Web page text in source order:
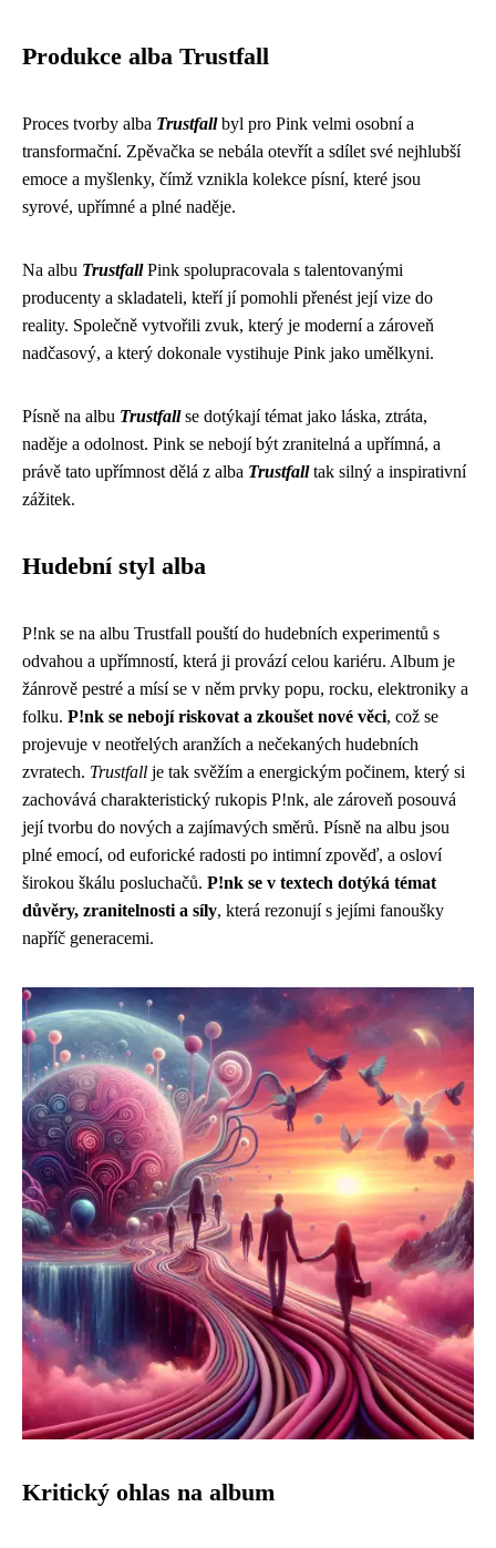
Produkce alba Trustfall
Proces tvorby alba Trustfallbyl pro Pink velmi osobní a
transformační. Zpěvačka se nebála otevřít a sdílet své nejhlubší
emoce a myšlenky, čímž vznikla kolekce písní, které jsou
syrové, upřímné a plné naděje.
Na albu TrustfallPink spolupracovala s talentovanými
producenty a skladateli, kteří jí pomohli přenést její vize do
reality. Společně vytvořili zvuk, který je moderní a zároveň
nadčasový, a který dokonale vystihuje Pink jako umělkyni.
Písně na albu Trustfallse dotýkají témat jako láska, ztráta,
naděje a odolnost. Pink se nebojí být zranitelná a upřímná, a
právě tato upřímnost dělá z alba Trustfalltak silný a inspirativní
zážitek.
Hudební styl alba
P!nk se na albu Trustfall pouští do hudebních experimentů s
odvahou a upřímností, která ji provází celou kariéru. Album je
žánrově pestré a mísí se v něm prvky popu, rocku, elektroniky a
folku. P!nk se nebojí riskovat a zkoušet nové věci, což se
projevuje v neotřelých aranžích a nečekaných hudebních
zvratech. Trustfall je tak svěžím a energickým počinem, který si
zachovává charakteristický rukopis P!nk, ale zároveň posouvá
její tvorbu do nových a zajímavých směrů. Písně na albu jsou
plné emocí, od euforické radosti po intimní zpověď, a osloví
širokou škálu posluchačů. P!nk se v textech dotýká témat
důvěry, zranitelnosti a síly, která rezonují s jejími fanoušky
napříč generacemi.
Kritický ohlas na album